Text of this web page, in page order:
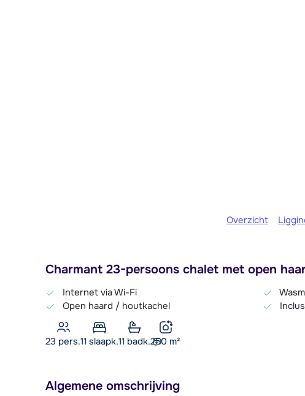
Overzicht
Charmant 23-persoons chalet met open
Internet via Wi-Fi
Open haard / houtkachel
23 pers.11 slaapk.11 badk.250 m²
Algemene omschrijving